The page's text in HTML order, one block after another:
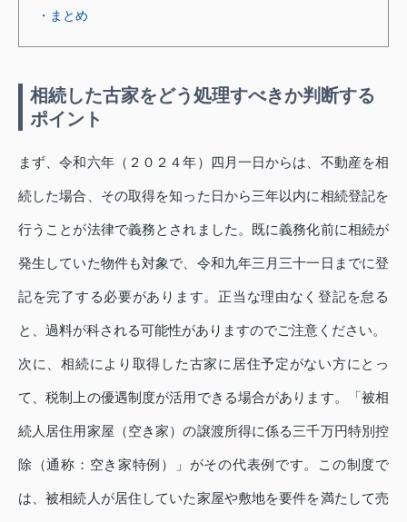
・まとめ
相続した古家をどう処理すべきか判断する
ポイント
まず、令和六年（２０２４年）四月一日からは、不動産を相
続した場合、その取得を知った日から三年以内に相続登記を
行うことが法律で義務とされました。既に義務化前に相続が
発生していた物件も対象で、令和九年三月三十一日までに登
記を完了する必要があります。正当な理由なく登記を怠る
と、過料が科される可能性がありますのでご注意ください。
次に、相続により取得した古家に居住予定がない方にとっ
て、税制上の優遇制度が活用できる場合があります。「被相
続人居住用家屋（空き家）の譲渡所得に係る三千万円特別控
除（通称：空き家特例）」がその代表例です。この制度で
は、被相続人が居住していた家屋や敷地を要件を満たして売